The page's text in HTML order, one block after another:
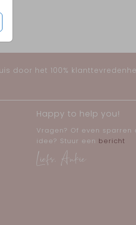
door het 100%
Happy to help you!
Vragen? Of even sparren
idee? Stuur een bericht